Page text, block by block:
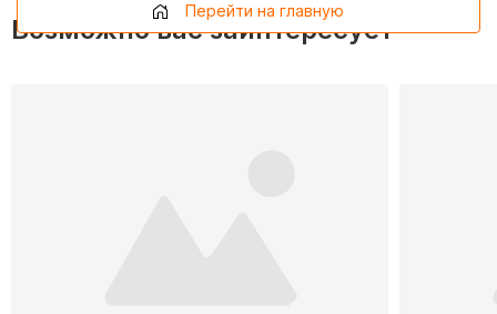
Перейти на главную
Возможно вас заинтересует